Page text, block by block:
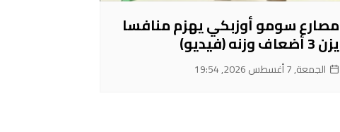
مصارع سومو أوزبكي يهزم منافسا
يزن 3 أضعاف وزنه (فيديو)
الجمعة, 7 أغسطس 2026, 19:54